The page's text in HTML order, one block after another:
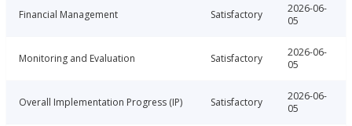
Financial Management Satisfactory
2026-06-
05
Monitoring and Evaluation Satisfactory
2026-06-
05
Overall Implementation Progress (IP) Satisfactory
2026-06-
05